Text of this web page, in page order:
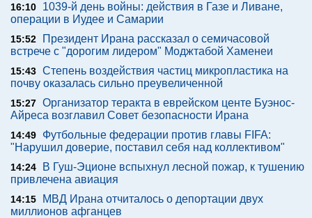
16:10
1039-й день войны: действия в Газе и Ливане,
операции в Иудее и Самарии
15:52
Президент Ирана рассказал о семичасовой
встрече с "дорогим лидером" Моджтабой Хаменеи
15:43 Степень воздействия частиц микропластика на
почву оказалась сильно преувеличенной
15:27 Организатор теракта в еврейском центе Буэнос-
Айреса возглавил Совет безопасности Ирана
14:49
Футбольные федерации против главы FIFA:
"Нарушил доверие, поставил себя над коллективом"
14:24
В Гуш-Эционе вспыхнул лесной пожар, к тушению
привлечена авиация
14:15
МВД Ирана отчиталось о депортации двух
миллионов афганцев